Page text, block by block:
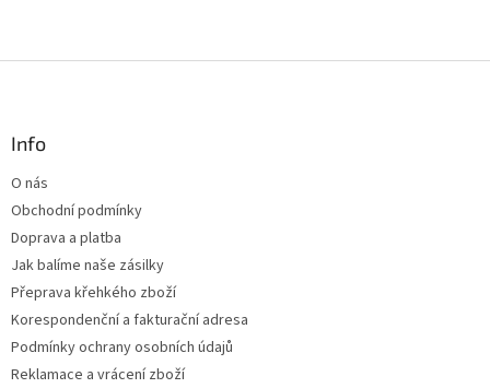
Info
O nás
Obchodní podmínky
Doprava a platba
Jak balíme naše zásilky
Přeprava křehkého zboží
Korespondenční a fakturační adresa
Podmínky ochrany osobních údajů
Reklamace a vrácení zboží